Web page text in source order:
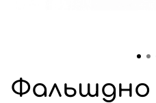
Фальшдно